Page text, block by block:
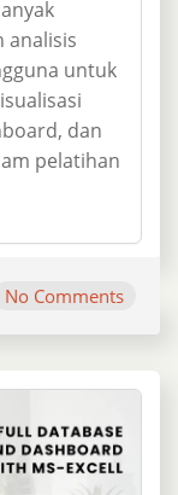
analisis
untuk
dan
pelatihan
No Comments